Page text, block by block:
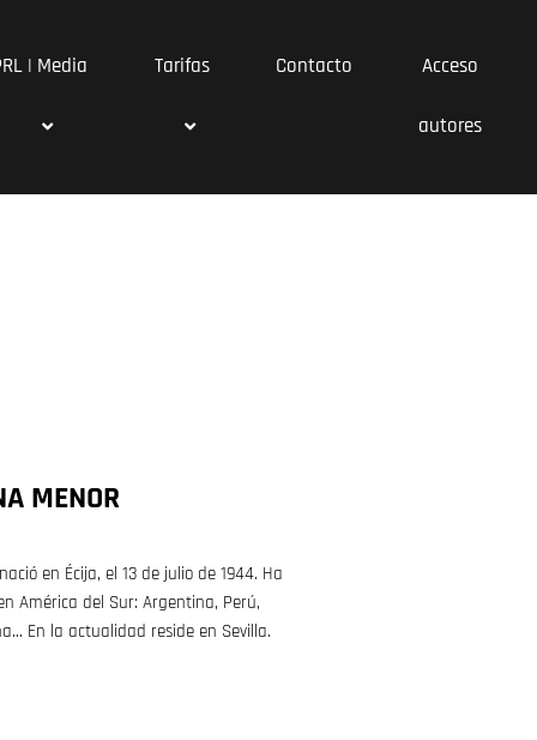
| Media Tarifas Contacto Acceso
autores
MENOR
en Écija, el 13 de julio de 1944. Ha
América del Sur: Argentina, Perú,
En la actualidad reside en Sevilla.